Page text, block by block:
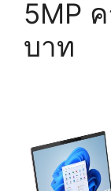
5MP
บาท